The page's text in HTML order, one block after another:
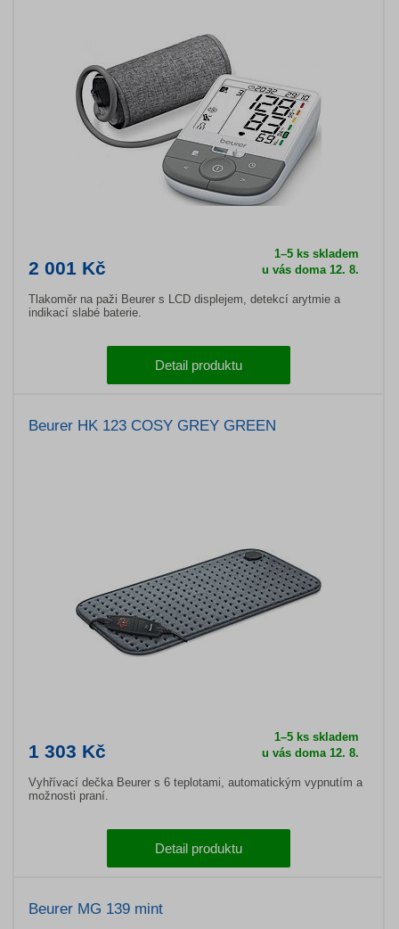
2 001 Kč
1–5 ks skladem
u vás doma 12. 8.
Tlakoměr na paži Beurer s LCD displejem, detekcí arytmie a
indikací slabé baterie.
Detail produktu
Beurer HK 123 COSY GREY GREEN
1 303 Kč
1–5 ks skladem
u vás doma 12. 8.
Vyhřívací dečka Beurer s 6 teplotami, automatickým vypnutím a
možnosti praní.
Detail produktu
Beurer MG 139 mint